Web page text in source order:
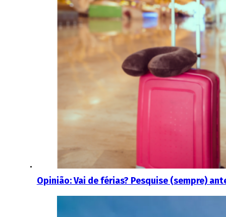
Opinião: Vai de férias? Pesquise (sempre)